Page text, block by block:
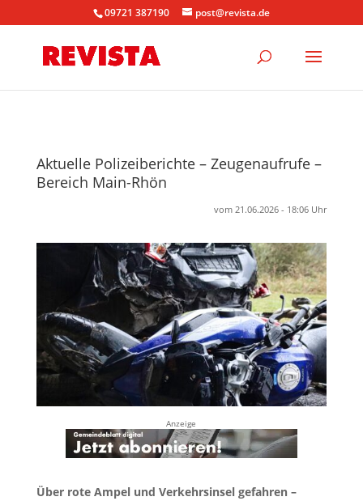
09721 387190 post@revista.de
Aktuelle Polizeiberichte – Zeugenaufrufe –
Bereich Main-Rhön
vom 21.06.2026 - 18:06 Uhr
Anzeige
Über rote Ampel und Verkehrsinsel gefahren –